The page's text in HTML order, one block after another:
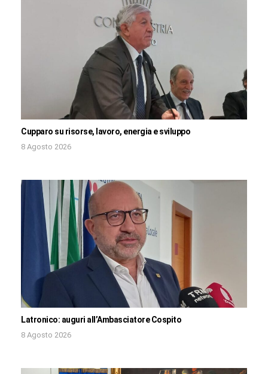
Cupparo su risorse, lavoro, energia e sviluppo
8 Agosto 2026
Latronico: auguri all’Ambasciatore Cospito
8 Agosto 2026